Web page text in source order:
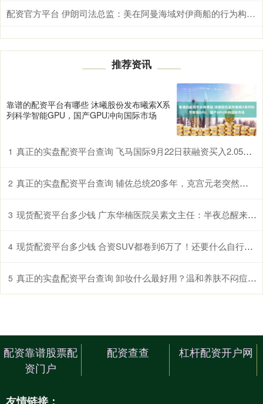
配资官方平台 伊朗司法总监：美在阿曼海域对伊商船的行为构成“战争罪”
推荐资讯
靠谱的配资平台有哪些 沐曦股份发布曦索X系
列科学智能GPU，国产GPU冲向国际市场
1 真正的实盘配资平台查询 飞马国际9月22日获融资买入2.05亿元，融资余额4.93亿元
2 真正的实盘配资平台查询 辅佐总统20多年，克宫元老突然卷铺盖走人，只因碰了普京的逆鳞
3 现货配资平台多少钱 广东华楠医院吴素文主任：半夜总醒来，是甲状腺癌先兆？
4 现货配资平台多少钱 合资SUV都卷到6万了！还要什么自行车？
5 真正的实盘配资平台查询 卸妆什么最好用？温和养肤不闷痘不泛红
配资靠谱股票配
资门户
配资查查 杠杆配资开户网